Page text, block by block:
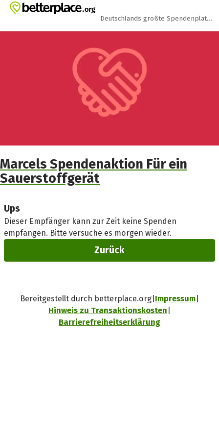
Zum Hauptinhalt springen
Erklärung zur Barrierefreiheit anzeigen
Deutschlands größte Spendenplattform
Marcels Spendenaktion Für ein
Sauerstoffgerät
Ups
Dieser Empfänger kann zur Zeit keine Spenden
empfangen. Bitte versuche es morgen wieder.
Zurück
Bereitgestellt durch betterplace.org Impressum
Hinweis zu Transaktionskosten
Barrierefreiheitserklärung